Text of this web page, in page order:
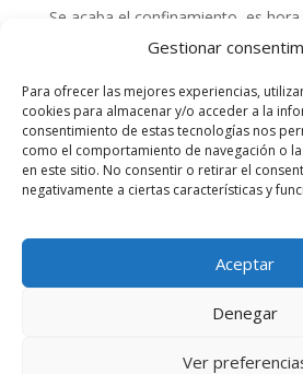
Gestionar
Para ofrecer las mejores experiencias,
cookies para almacenar y/o acceder a la
consentimiento de estas tecnologías nos
como el comportamiento de navegación o
en este sitio. No consentir o retirar el
negativamente a ciertas características y
Aceptar
Denegar
Ver
Se acaba el confinamiento, es
Comentarios recientes
TED, TEDxValencia y
CoworkingValenciaenCURSO 5
VOZ – TEDxADVENTURES en
Segunda conferencia ley custodia
en